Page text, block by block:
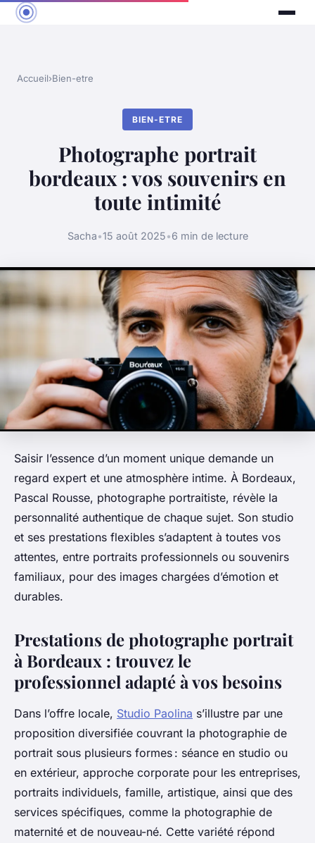
Accueil›Bien-etre
BIEN-ETRE
Photographe portrait
bordeaux : vos souvenirs en
toute intimité
Sacha•15 août 2025•6 min de lecture
Saisir l’essence d’un moment unique demande un
regard expert et une atmosphère intime. À Bordeaux,
Pascal Rousse, photographe portraitiste, révèle la
personnalité authentique de chaque sujet. Son studio
et ses prestations flexibles s’adaptent à toutes vos
attentes, entre portraits professionnels ou souvenirs
familiaux, pour des images chargées d’émotion et
durables.
Prestations de photographe portrait
à Bordeaux : trouvez le
professionnel adapté à vos besoins
Dans l’offre locale, Studio Paolina s’illustre par une
proposition diversifiée couvrant la photographie de
portrait sous plusieurs formes : séance en studio ou
en extérieur, approche corporate pour les entreprises,
portraits individuels, famille, artistique, ainsi que des
services spécifiques, comme la photographie de
maternité et de nouveau-né. Cette variété répond